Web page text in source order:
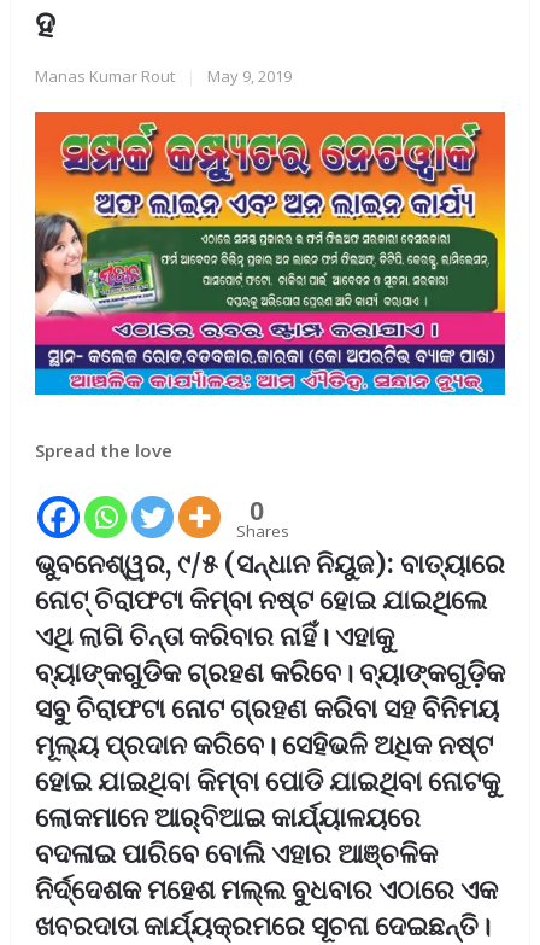
ହ
Manas Kumar Rout May 9, 2019
Spread the love
0
Shares
ଭୁବନେଶ୍ୱର, ୯/୫ (ସନ୍ଧାନ ନିୟୁଜ): ବାତ୍ୟାରେ
ନୋଟ୍‌ ଚିରାଫଟା କିମ୍ବା ନଷ୍ଟ ହୋଇ ଯାଇଥିଲେ
ଏଥି ଲାଗି ଚିନ୍ତା କରିବାର ନାହିଁ। ଏହାକୁ
ବ୍ୟାଙ୍କଗୁଡିକ ଗ୍ରହଣ କରିବେ। ବ୍ୟାଙ୍କଗୁଡ଼ିକ
ସବୁ ଚିରାଫଟା ନୋଟ ଗ୍ରହଣ କରିବା ସହ ବିନିମୟ
ମୂଲ୍ୟ ପ୍ରଦାନ କରିବେ। ସେହିଭଳି ଅଧିକ ନଷ୍ଟ
ହୋଇ ଯାଇଥିବା କିମ୍ବା ପୋଡି ଯାଇଥିବା ନୋଟକୁ
ଲୋକମାନେ ଆର୍‌ବିଆଇ କାର୍ଯ୍ୟାଳୟରେ
ବଦଳାଇ ପାରିବେ ବୋଲି ଏହାର ଆଞ୍ଚଳିକ
ନିର୍ଦ୍ଦେଶକ ମହେଶ ମଲ୍ଲ ବୁଧବାର ଏଠାରେ ଏକ
ଖବରଦାତା କାର୍ଯ୍ୟକ୍ରମରେ ସୂଚନା ଦେଇଛନ୍ତି।